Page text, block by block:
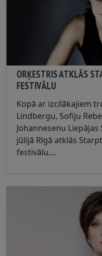
ORĶESTRIS ATKLĀS
FESTIVĀLU
Kopā ar izcilākajiem
Lindbergu, Sofiju
Johannesenu
jūlijā Rīgā atklās
festivālu....